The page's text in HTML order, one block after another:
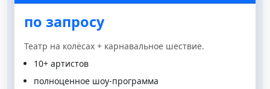
по запросу
Театр на колёсах + карнавальное шествие.
10+ артистов
полноценное шоу-программа